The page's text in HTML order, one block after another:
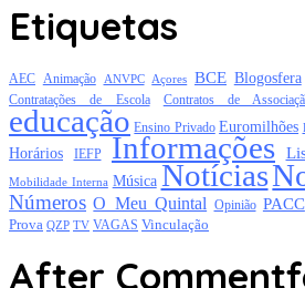
Etiquetas
AEC Animação ANVPC Açores BCE Blogosfera
Contratações de Escola Contratos de
educação Ensino Privado Euromilhões
Horários IEFP Informações
Mobilidade Interna Música Notícias
Números O Meu Quintal Opinião PACC
Prova QZP TV VAGAS Vinculação
After